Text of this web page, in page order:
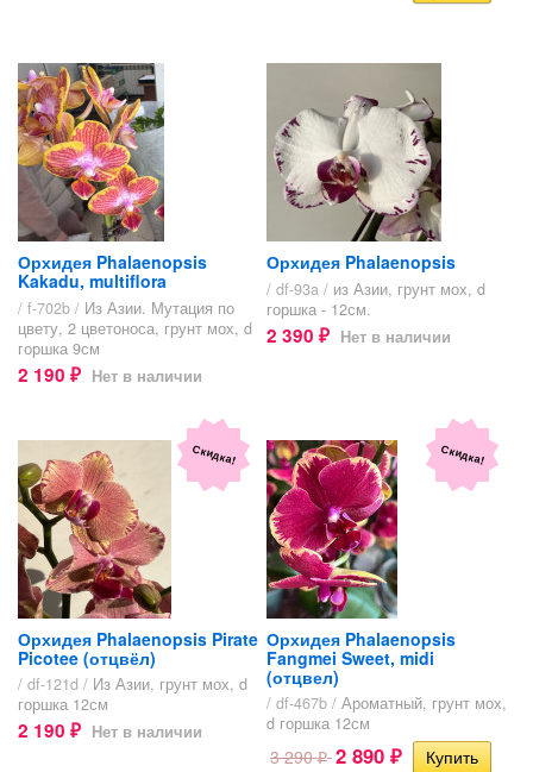
Орхидея Phalaenopsis
Kakadu, multiflora
/ f-702b / Из Азии. Мутация по
цвету, 2 цветоноса, грунт мох, d
горшка 9см
2 190 ₽ Нет в наличии
Орхидея Phalaenopsis
/ df-93a / из Азии, грунт мох, d
горшка - 12см.
2 390 ₽ Нет в наличии
Скидка!
Орхидея Phalaenopsis Pirate
Picotee (отцвёл)
/ df-121d / Из Азии, грунт мох, d
горшка 12см
2 190 ₽ Нет в наличии
Скидка!
Орхидея Phalaenopsis
Fangmei Sweet, midi
(отцвел)
/ df-467b / Ароматный, грунт мох,
d горшка 12см
3 290₽ 2 890 ₽